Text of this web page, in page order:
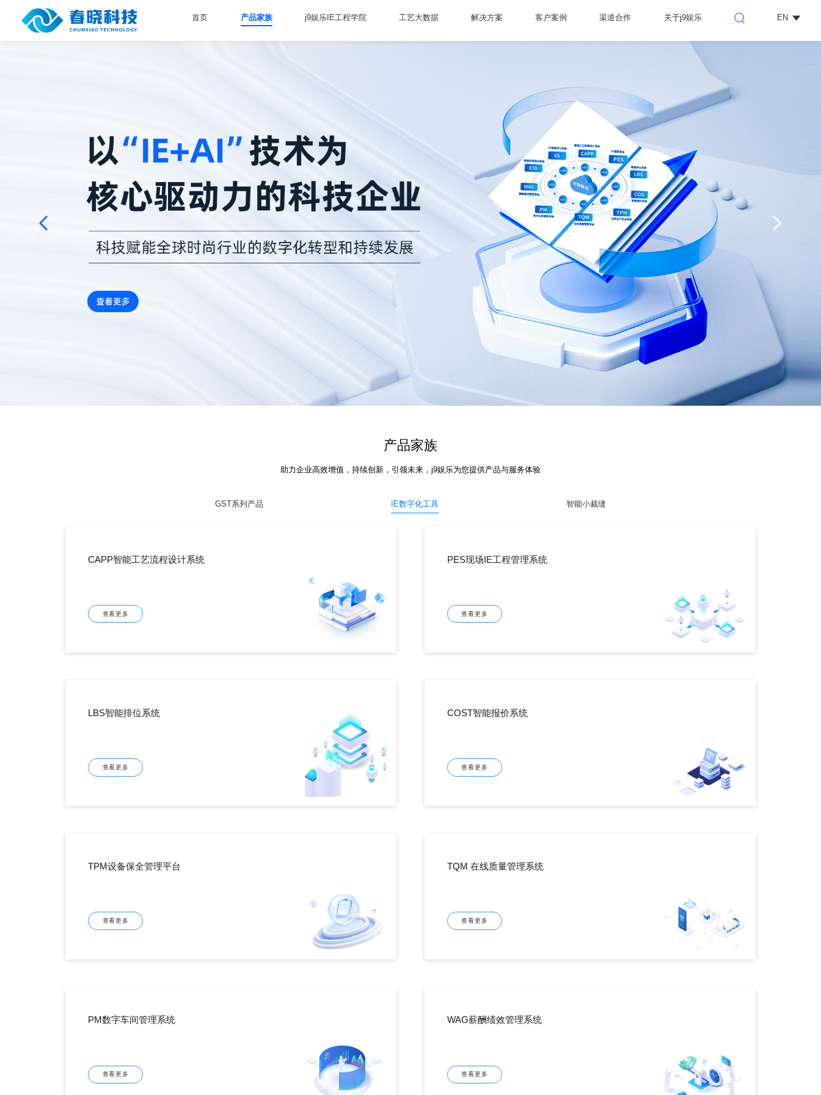
首页 产品家族 j9娱乐IE工程学院 工艺大数据 解决方案 客户案例 渠道合作 关于j9娱乐 EN
产品家族
助力企业高效增值，持续创新，引领未来，j9娱乐为您提供产品与服务体验
GST系列产品 IE数字化工具 智能小裁缝
CAPP智能工艺流程设计系统
查看更多
PES现场IE工程管理系统
查看更多
LBS智能排位系统
查看更多
COST智能报价系统
查看更多
TPM设备保全管理平台
查看更多
TQM 在线质量管理系统
查看更多
PM数字车间管理系统
查看更多
WAG薪酬绩效管理系统
查看更多